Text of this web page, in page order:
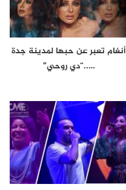
أنغام تعبر عن حبها لمدينة جدة
…..“دي روحي”